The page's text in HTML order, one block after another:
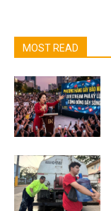
MOST READ